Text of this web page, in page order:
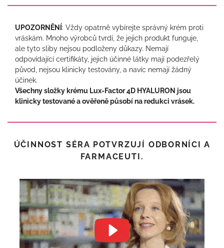
UPOZORNĚNÍ: Vždy opatrně vybírejte správný krém proti
vráskám. Mnoho výrobců tvrdí, že jejich produkt funguje,
ale tyto sliby nejsou podloženy důkazy. Nemají
odpovídající certifikáty, jejich účinné látky mají podezřelý
původ, nejsou klinicky testovány, a navíc nemají žádný
účinek.
Všechny složky krému Lux-Factor 4D HYALURON jsou
klinicky testované a ověřeně působí na redukci vrásek.
ÚČINNOST SÉRA POTVRZUJÍ ODBORNÍCI A
FARMACEUTI.